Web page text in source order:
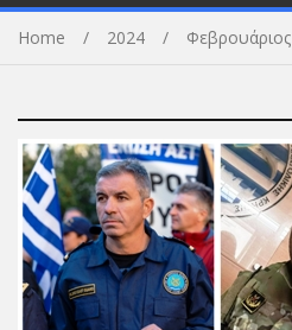
Home 2024 Φεβρουάριος